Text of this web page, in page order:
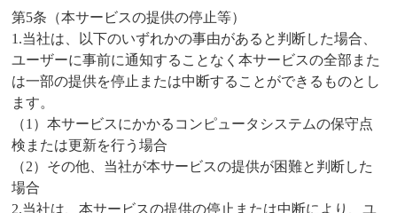
第5条（本サービスの提供の停止等）
1.当社は、以下のいずれかの事由があると判断した場合、
ユーザーに事前に通知することなく本サービスの全部また
は一部の提供を停止または中断することができるものとし
ます。
（1）本サービスにかかるコンピュータシステムの保守点
検または更新を行う場合
（2）その他、当社が本サービスの提供が困難と判断した
場合
2.当社は、本サービスの提供の停止または中断により、ユ